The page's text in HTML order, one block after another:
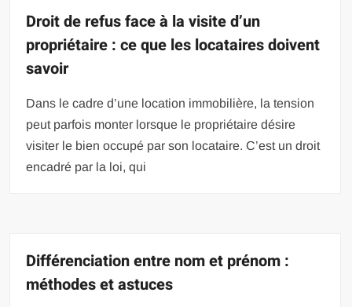
Droit de refus face à la visite d’un
propriétaire : ce que les locataires doivent
savoir
Dans le cadre d’une location immobilière, la tension
peut parfois monter lorsque le propriétaire désire
visiter le bien occupé par son locataire. C’est un droit
encadré par la loi, qui
Différenciation entre nom et prénom :
méthodes et astuces